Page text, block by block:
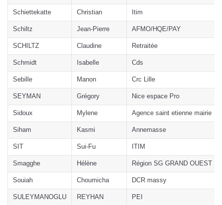
Schiettekatte Christian Itim
Schiltz Jean-Pierre AFMO/HQE/PAY
SCHILTZ Claudine Retraitée
Schmidt Isabelle Cds
Sebille Manon Crc Lille
SEYMAN Grégory Nice espace Pro
Sidoux Mylene Agence saint etienne mairie
Siham Kasmi Annemasse
SIT Sui-Fu ITIM
Smagghe Hélène Région SG GRAND OUEST
Souiah Choumicha DCR massy
SULEYMANOGLU REYHAN PEI